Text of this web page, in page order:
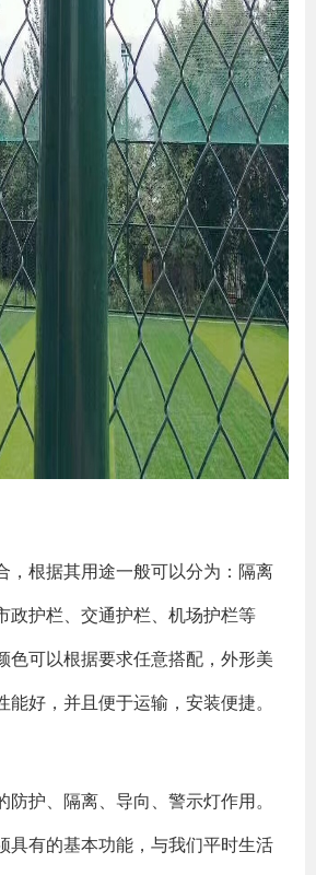
，根据其用途一般可以分为：隔离
政护栏、交通护栏、机场护栏等
色可以根据要求任意搭配，外形美
好，并且便于运输，安装便捷。
护、隔离、导向、警示灯作用。
具有的基本功能，与我们平时生活